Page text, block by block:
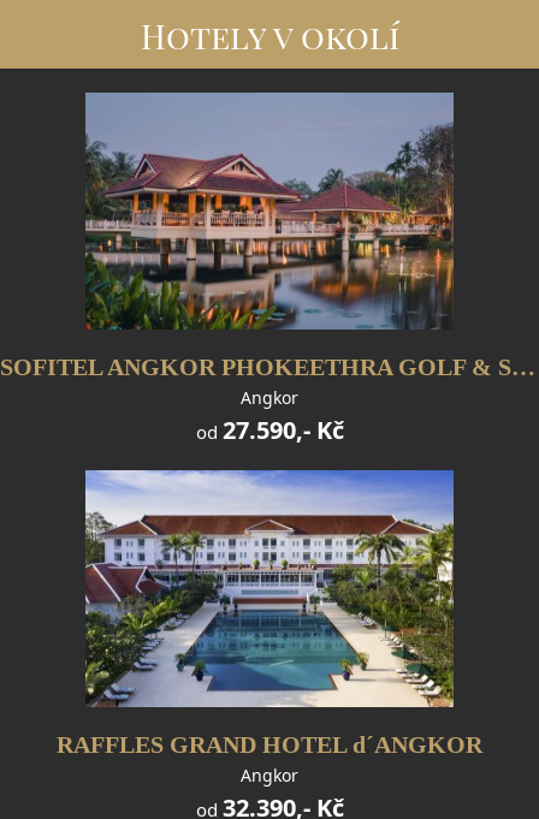
Hotely v okolí
SOFITEL ANGKOR PHOKEETHRA GOLF & SPA RESORT
Angkor
od 27.590,- Kč
RAFFLES GRAND HOTEL d´ANGKOR
Angkor
od 32.390,- Kč